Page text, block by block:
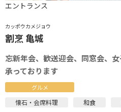
カッポウカメジョウ
割烹 亀城
忘新年会、歓送迎会、同窓会、
承っております
グルメ
懐石・会席料理 和食
エントランス